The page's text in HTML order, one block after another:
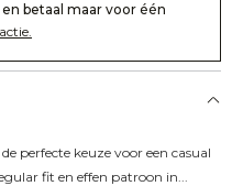
betaal maar voor één
de perfecte keuze voor een casual
fit en effen patroon in...